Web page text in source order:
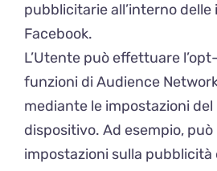
pubblicitarie all’interno
Facebook.
L’Utente può effettuare
funzioni di Audience
mediante le impostazioni
dispositivo. Ad esempio,
impostazioni sulla pubblicità